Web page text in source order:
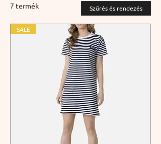
7 termék Szűrés és rendezés
SALE